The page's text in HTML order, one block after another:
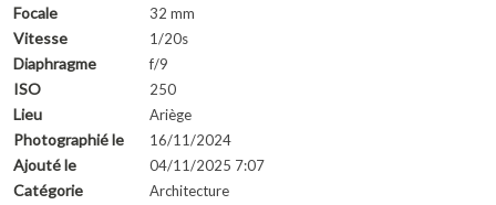
Focale 32 mm
Vitesse 1/20s
Diaphragme f/9
ISO 250
Lieu Ariège
Photographié le 16/11/2024
Ajouté le 04/11/2025 7:07
Catégorie Architecture